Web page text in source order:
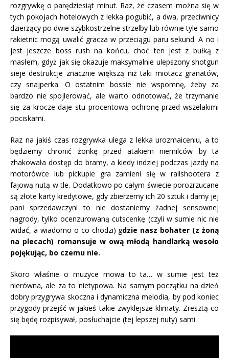
rozgrywkę o parędziesiąt minut. Raz, że czasem można się w
tych pokojach hotelowych z lekka pogubić, a dwa, przeciwnicy
dzierżący po dwie szybkostrzelne strzelby lub równie tyle samo
rakietnic mogą uwalić gracza w przeciągu paru sekund. A no i
jest jeszcze boss rush na końcu, choć ten jest z bułką z
masłem, gdyż jak się okazuje maksymalnie ulepszony shotgun
sieje destrukcje znacznie większą niż taki miotacz granatów,
czy snajperka. O ostatnim bossie nie wspomnę, żeby za
bardzo nie spojlerować, ale warto odnotować, że trzymanie
się za krocze daje stu procentową ochronę przed wszelakimi
pociskami.
Raz na jakiś czas rozgrywka ulega z lekka urozmaiceniu, a to
będziemy chronić żonkę przed atakiem niemilców by ta
zhakowała dostęp do bramy, a kiedy indziej podczas jazdy na
motorówce lub pickupie gra zamieni się w railshootera z
fajową nutą w tle. Dodatkowo po całym świecie porozrzucane
są złote karty kredytowe, gdy zbierzemy ich 20 sztuk i damy jej
pani sprzedawczyni to nie dostaniemy żadnej sensownej
nagrody, tylko ocenzurowaną cutscenkę (czyli w sumie nic nie
widać, a wiadomo o co chodzi) gdzie nasz bohater (z żoną
na plecach) romansuje w ową młodą handlarką wesoło
pojękując, bo czemu nie.
Skoro właśnie o muzyce mowa to ta… w sumie jest też
nierówna, ale za to nietypowa. Na samym początku na dzień
dobry przygrywa skoczna i dynamiczna melodia, by pod koniec
przygody przejść w jakieś takie zwyklejsze klimaty. Zresztą co
się będę rozpisywał, posłuchajcie (tej lepszej nuty) sami :